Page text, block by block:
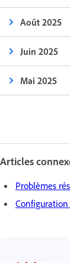
Août 2025
Juin 2025
Mai 2025
Articles
Problèmes
Configuration